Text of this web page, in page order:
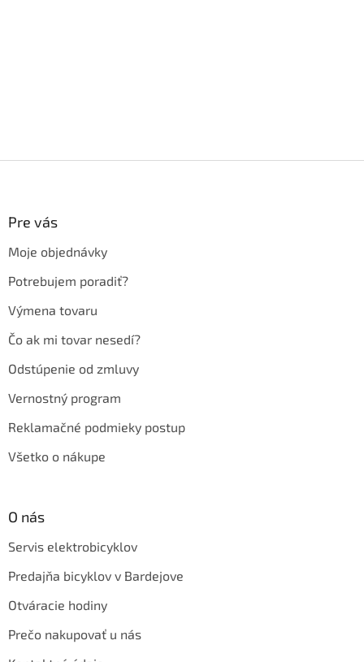
Pre vás
Moje objednávky
Potrebujem poradiť?
Výmena tovaru
Čo ak mi tovar nesedí?
Odstúpenie od zmluvy
Vernostný program
Reklamačné podmieky postup
Všetko o nákupe
O nás
Servis elektrobicyklov
Predajňa bicyklov v Bardejove
Otváracie hodiny
Prečo nakupovať u nás